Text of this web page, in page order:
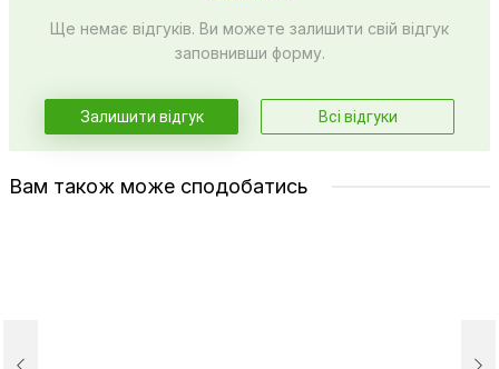
Ще немає відгуків. Ви можете залишити свій відгук
заповнивши форму.
Залишити відгук Всі відгуки
Вам також може сподобатись